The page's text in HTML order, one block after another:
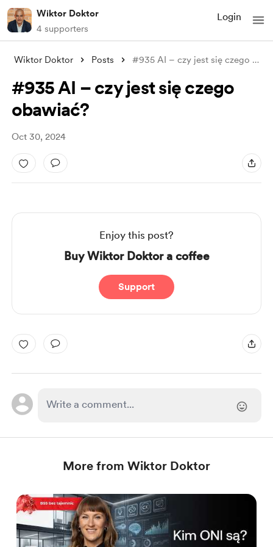
Wiktor Doktor
4 supporters
Login
Wiktor Doktor Posts #935 AI – czy jest się czego obawiać?
#935 AI – czy jest się czego
obawiać?
Oct 30, 2024
Enjoy this post?
Buy Wiktor Doktor a coffee
Support
More from Wiktor Doktor